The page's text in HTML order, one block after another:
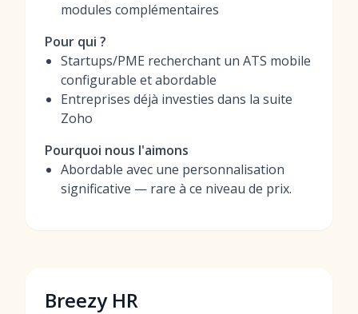
modules complémentaires
Pour qui ?
Startups/PME recherchant un ATS mobile
configurable et abordable
Entreprises déjà investies dans la suite
Zoho
Pourquoi nous l'aimons
Abordable avec une personnalisation
significative — rare à ce niveau de prix.
Breezy HR